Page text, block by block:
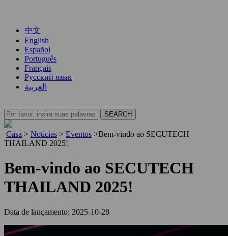
中文
English
Español
Português
Français
Русский язык
العربية
Casa > Notícias > Eventos >Bem-vindo ao SECUTECH
THAILAND 2025!
Bem-vindo ao SECUTECH
THAILAND 2025!
Data de lançamento: 2025-10-28